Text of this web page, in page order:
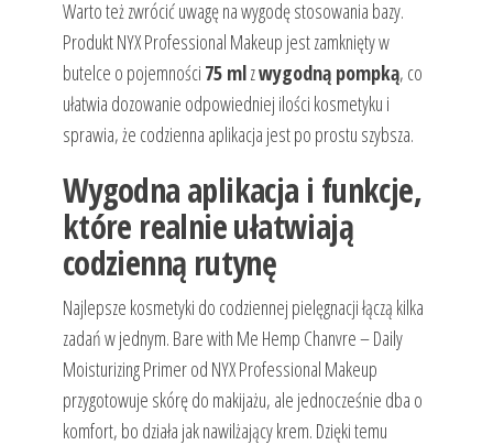
Warto też zwrócić uwagę na wygodę stosowania bazy.
Produkt NYX Professional Makeup jest zamknięty w
butelce o pojemności 75 mlzwygodną pompką, co
ułatwia dozowanie odpowiedniej ilości kosmetyku i
sprawia, że codzienna aplikacja jest po prostu szybsza.
Wygodna aplikacja i funkcje,
które realnie ułatwiają
codzienną rutynę
Najlepsze kosmetyki do codziennej pielęgnacji łączą kilka
zadań w jednym. Bare with Me Hemp Chanvre – Daily
Moisturizing Primer od NYX Professional Makeup
przygotowuje skórę do makijażu, ale jednocześnie dba o
komfort, bo działa jak nawilżający krem. Dzięki temu